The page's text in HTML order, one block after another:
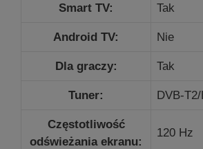
Smart TV: Tak
Android TV: Nie
Dla graczy: Tak
Tuner: DVB-
Częstotliwość
odświeżania ekranu:
120 Hz